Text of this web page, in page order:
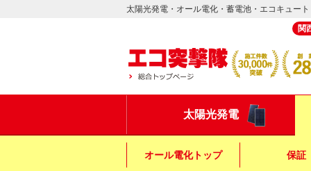
太陽光発電・オール電化・蓄電池・エコキュー
関
太陽光発電
オール電化トップ 保証